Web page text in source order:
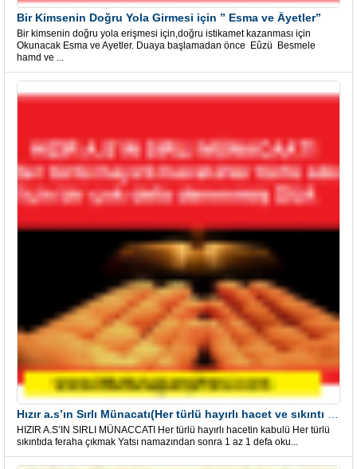
Bir Kimsenin Doğru Yola Girmesi için ” Esma ve Âyetler”
Bir kimsenin doğru yola erişmesi için,doğru istikamet kazanması için
Okunacak Esma ve Ayetler. Duaya başlamadan önce Eûzü Besmele
hamd ve ...
HIZIR A.S’IN SIRLI MÜNACCATI Her türlü hayırlı hacetin kabulü Her türlü
sıkıntıda feraha çıkmak Yatsı namazından sonra 1 az 1 defa oku...